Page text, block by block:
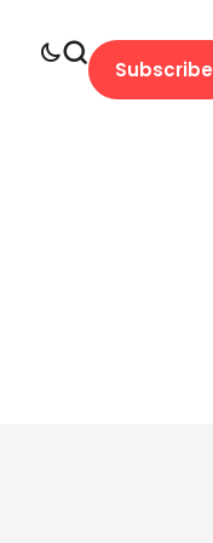
Subscribe